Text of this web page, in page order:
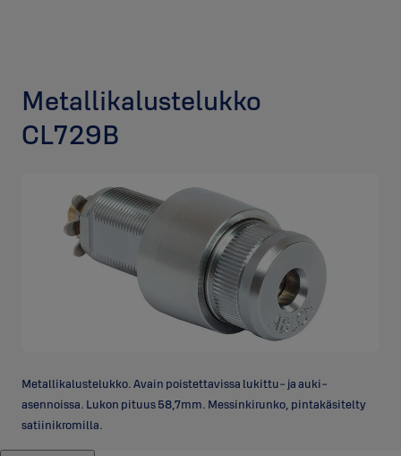
Metallikalustelukko
CL729B
Metallikalustelukko. Avain poistettavissa lukittu- ja auki-
asennoissa. Lukon pituus 58,7mm. Messinkirunko, pintakäsitelty
satiinikromilla.